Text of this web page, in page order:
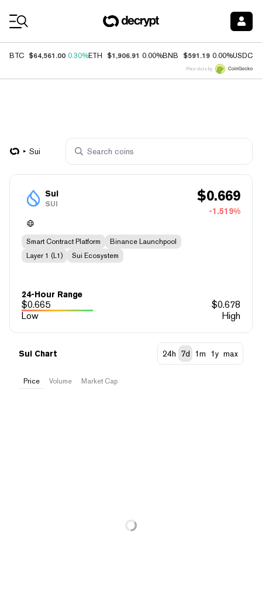
BTC $64,561.00 0.30%ETH $1,906.91 0.00%BNB $591.19 0.00%USDC
Price data by
Sui
Sui
SUI $0.669
-1.519%
Smart Contract Platform
Binance Launchpool
Layer 1 (L1)
Sui Ecosystem
24-Hour Range
$0.665 $0.678
Low
High
Sui Chart 24h 7d 1m 1y max
Price Volume Market Cap